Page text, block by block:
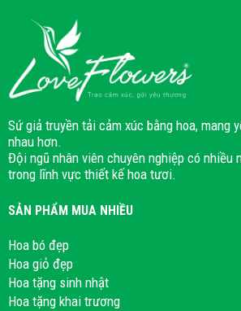
Sứ giả truyền tải cảm xúc bằng hoa, mang
nhau hơn.
Đội ngũ nhân viên chuyên nghiệp có nhiều
trong lĩnh vực thiết kế hoa tươi.
SẢN PHẨM MUA NHIỀU
Hoa bó đẹp
Hoa giỏ đẹp
Hoa tặng sinh nhật
Hoa tặng khai trương